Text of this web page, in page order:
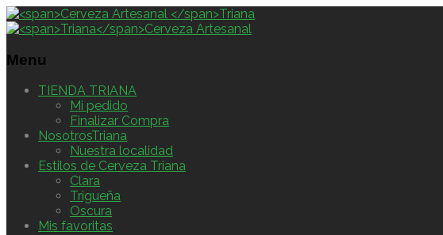
Menu
TIENDA TRIANA
Mi pedido
Finalizar Compra
NosotrosTriana
Nuestra localidad
Estilos de Cerveza Triana
Clara
Trigueña
Oscura
Mis favoritas